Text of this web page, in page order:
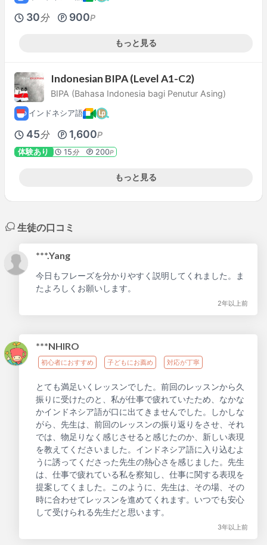
30分 900P
もっと見る
Indonesian BIPA (Level A1-C2)
BIPA (Bahasa Indonesia bagi Penutur Asing)
インドネシア語
45分 1,600P
体験あり 15分 200P
もっと見る
生徒の口コミ
***.Yang
今日もフレーズを分かりやすく説明してくれました。ま
たよろしくお願いします。
2年以上前
***NHIRO
初心者におすすめ 子どもにお薦め 対応が丁寧
とても満足いくレッスンでした。前回のレッスンから久
振りに受けたのと、私が仕事で疲れていたため、なかな
かインドネシア語が口に出てきませんでした。しかしな
がら、先生は、前回のレッスンの振り返りをさせ、それ
では、物足りなく感じさせると感じたのか、新しい表現
を教えてくださいました。インドネシア語に入り込むよ
うに誘ってくださった先生の熱心さを感じました。先生
は、仕事で疲れている私を察知し、仕事に関する表現を
提案してくました。このように、先生は、その場、その
時に合わせてレッスンを進めてくれます。いつでも安心
して受けられる先生だと思います。
3年以上前